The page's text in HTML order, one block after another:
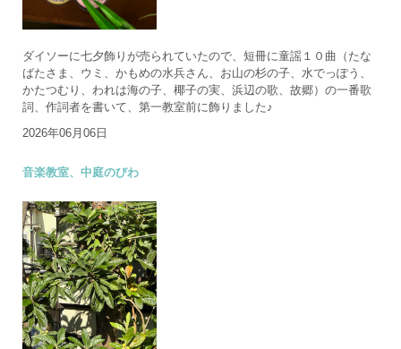
ダイソーに七夕飾りが売られていたので、短冊に童謡１０曲（たな
ばたさま、ウミ、かもめの水兵さん、お山の杉の子、水でっぽう、
かたつむり、われは海の子、椰子の実、浜辺の歌、故郷）の一番歌
詞、作詞者を書いて、第一教室前に飾りました♪
2026年06月06日
音楽教室、中庭のびわ